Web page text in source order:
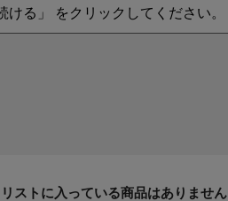
る」 をクリックしてください。
ストに入っている商品はありません